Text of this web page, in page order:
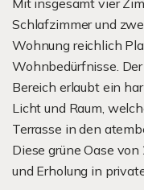
Mit insgesamt vier
Schlafzimmer und
Wohnung reichlich
Wohnbedürfnisse.
Bereich erlaubt ein
Licht und Raum,
Terrasse in den
Diese grüne Oase
und Erholung in